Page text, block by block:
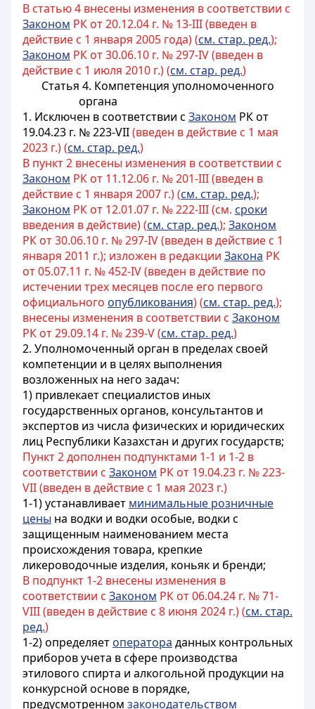
В статью 4 внесены изменения в соответствии с
Законом РК от 20.12.04 г. № 13-III (введен в
действие с 1 января 2005 года) (см. стар. ред.);
Законом РК от 30.06.10 г. № 297-IV (введен в
действие с 1 июля 2010 г.) (см. стар. ред.)
Статья 4. Компетенция уполномоченного
органа
1. Исключен в соответствии с Законом РК от
19.04.23 г. № 223-VII(введен в действие с 1 мая
2023 г.) (см. стар. ред.)
В пункт 2 внесены изменения в соответствии с
Законом РК от 11.12.06 г. № 201-III (введен в
действие с 1 января 2007 г.) (см. стар. ред.);
Законом РК от 12.01.07 г. № 222-III (см. сроки
введения в действие) (см. стар. ред.); Законом
РК от 30.06.10 г. № 297-IV (введен в действие с 1
января 2011 г.); изложен в редакции Закона РК
от 05.07.11 г. № 452-IV (введен в действие по
истечении трех месяцев после его первого
официального опубликования) (см. стар. ред.);
внесены изменения в соответствии с Законом
РК от 29.09.14 г. № 239-V (см. стар. ред.)
2. Уполномоченный орган в пределах своей
компетенции и в целях выполнения
возложенных на него задач:
1) привлекает специалистов иных
государственных органов, консультантов и
экспертов из числа физических и юридических
лиц Республики Казахстан и других государств;
Пункт 2 дополнен подпунктами 1-1 и 1-2 в
соответствии с Законом РК от 19.04.23 г. № 223-
VII (введен в действие с 1 мая 2023 г.)
1-1) устанавливает минимальные розничные
цены на водки и водки особые, водки с
защищенным наименованием места
происхождения товара, крепкие
ликероводочные изделия, коньяк и бренди;
В подпункт 1-2 внесены изменения в
соответствии с Законом РК от 06.04.24 г. № 71-
VIII (введен в действие с 8 июня 2024 г.) (см. стар.
ред.)
1-2) определяет оператора данных контрольных
приборов учета в сфере производства
этилового спирта и алкогольной продукции на
конкурсной основе в порядке,
предусмотренном законодательством